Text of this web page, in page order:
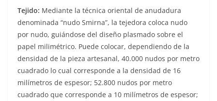
Tejido: Mediante la técnica oriental de anudadura
denominada “nudo Smirna”, la tejedora coloca nudo
por nudo, guiándose del diseño plasmado sobre el
papel milimétrico. Puede colocar, dependiendo de la
densidad de la pieza artesanal, 40.000 nudos por metro
cuadrado lo cual corresponde a la densidad de 16
milímetros de espesor; 52.800 nudos por metro
cuadrado que corresponde a 10 milímetros de espesor;